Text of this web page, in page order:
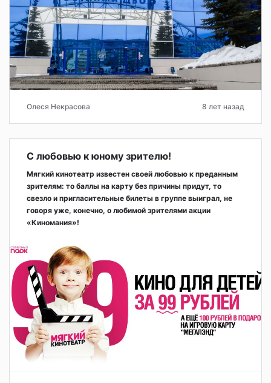
Олеся Некрасова 8 лет назад
С любовью к юному зрителю!
Мягкий кинотеатр известен своей любовью к преданным
зрителям: то баллы на карту без причины придут, то
свезло и пригласительные билеты в группе выиграл, не
говоря уже, конечно, о любимой зрителями акции
«Киномания»!